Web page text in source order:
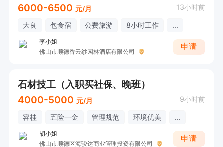
6000-6500 元/月 13小时前
大良 包食宿 公费旅游 8小时工作 ...
李小姐
佛山市顺德香云纱园林酒店有限公司
申请
石材技工（入职买社保、晚班）
4000-5000 元/月 9小时前
容桂 五险一金 管理规范 环境优美 ...
胡小姐
佛山市顺德区海骏达商业管理投资有限公司
申请